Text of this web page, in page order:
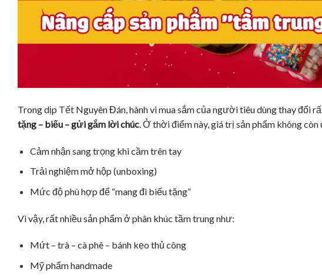
Trong dịp Tết Nguyên Đán, hành vi mua sắm của người tiêu dùng thay đổi
tặng – biếu – gửi gắm lời chúc.Ở thời điểm này, giá trị sản phẩm không
Cảm nhận sang trọng khi cầm trên tay
Trải nghiệm mở hộp (unboxing)
Mức độ phù hợp để “mang đi biếu tặng”
Vì vậy, rất nhiều sản phẩm ở phân khúc tầm trung như:
Mứt – trà – cà phê – bánh kẹo thủ công
Mỹ phẩm handmade